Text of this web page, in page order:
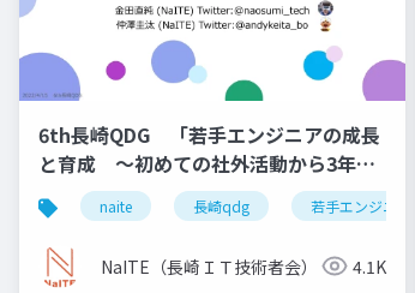
6th長崎QDG 「若手エンジニアの成長
と育成 ～初めての社外活動から3年、
テスト設計コンテスト優勝までの軌跡
～」
naite 長崎qdg 若手エンジニア
NaITE（長崎ＩＴ技術者会） 4.1K